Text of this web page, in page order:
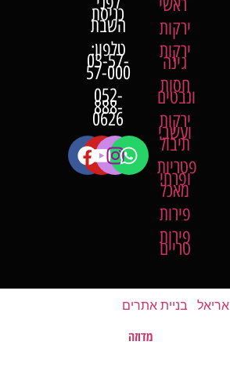
כניסת
השבת
טלפון:
03-57-
57-000
052-
888-
0626
ראשי
ירקות
ירקות
גינה
חסות
ונבטים
ירקות
ועשבי
תיבול
פטריות
ופרחי
מאכל
פירות
פירות
טריים
אריאל בניית אתרים
האתר נבנה על ידימדוזה